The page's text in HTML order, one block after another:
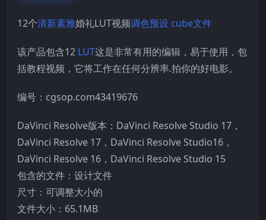
12个清新素雅婚礼LUT视频调色预设 cube文件
该产品包含12 LUT这是非常有用的编辑，易于使用，包
括教程视频，它将工作在任何分辨率.拍你的好电影。
编号：cgsop.com43419676
DaVinci Resolve版本：DaVinci Resolve Studio 17，
DaVinci Resolve 17，DaVinci Resolve Studio16，
DaVinci Resolve 16，DaVinci Resolve Studio 15
包含的文件：设计文件
尺寸：可调整大小的
文件大小：65.1MB